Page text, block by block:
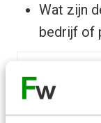
Wat zijn
bedrijf of